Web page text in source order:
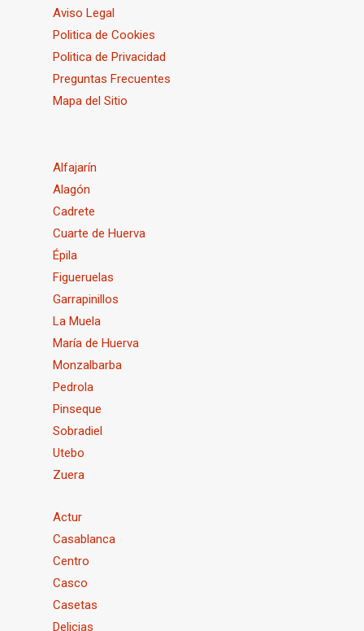
Aviso Legal
Politica de Cookies
Politica de Privacidad
Preguntas Frecuentes
Mapa del Sitio
Alfajarín
Alagón
Cadrete
Cuarte de Huerva
Épila
Figueruelas
Garrapinillos
La Muela
María de Huerva
Monzalbarba
Pedrola
Pinseque
Sobradiel
Utebo
Zuera
Actur
Casablanca
Centro
Casco
Casetas
Delicias